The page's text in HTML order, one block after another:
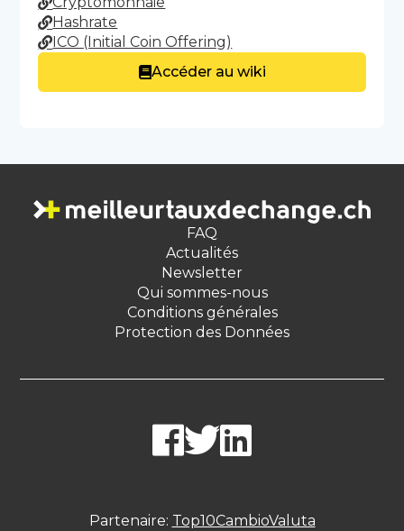
Hashrate
ICO (Initial Coin Offering)
Accéder au wiki
FAQ
Actualités
Newsletter
Qui sommes-nous
Conditions générales
Protection des Données
Partenaire: Top10CambioValuta